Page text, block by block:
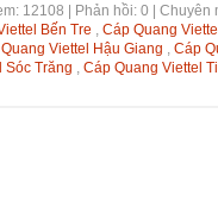
12108 | Phản hồi: 0 | Chuyên
Bến Tre
Cáp Quang
Viettel Hậu Giang
Cáp
Sóc Trăng
Cáp Quang Viettel